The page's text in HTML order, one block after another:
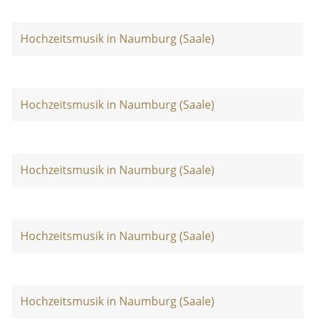
Hochzeitsmusik in Naumburg (Saale)
Hochzeitsmusik in Naumburg (Saale)
Hochzeitsmusik in Naumburg (Saale)
Hochzeitsmusik in Naumburg (Saale)
Hochzeitsmusik in Naumburg (Saale)